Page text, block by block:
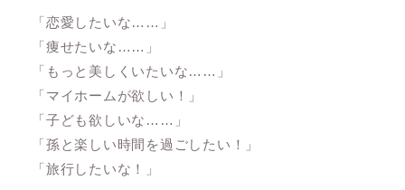
「恋愛したいな……」
「痩せたいな……」
「もっと美しくいたいな……」
「マイホームが欲しい！」
「子ども欲しいな……」
「孫と楽しい時間を過ごしたい！」
「旅行したいな！」